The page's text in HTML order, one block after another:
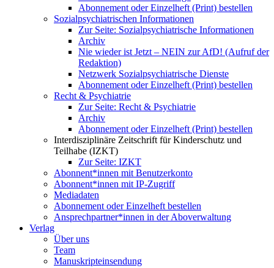
Abonnement oder Einzelheft (Print) bestellen
Sozialpsychiatrischen Informationen
Zur Seite: Sozialpsychiatrische Informationen
Archiv
Nie wieder ist Jetzt – NEIN zur AfD! (Aufruf der
Redaktion)
Netzwerk Sozialpsychiatrische Dienste
Abonnement oder Einzelheft (Print) bestellen
Recht & Psychiatrie
Zur Seite: Recht & Psychiatrie
Archiv
Abonnement oder Einzelheft (Print) bestellen
Interdisziplinäre Zeitschrift für Kinderschutz und
Teilhabe (IZKT)
Zur Seite: IZKT
Abonnent*innen mit Benutzerkonto
Abonnent*innen mit IP-Zugriff
Mediadaten
Abonnement oder Einzelheft bestellen
Ansprechpartner*innen in der Aboverwaltung
Verlag
Über uns
Team
Manuskripteinsendung